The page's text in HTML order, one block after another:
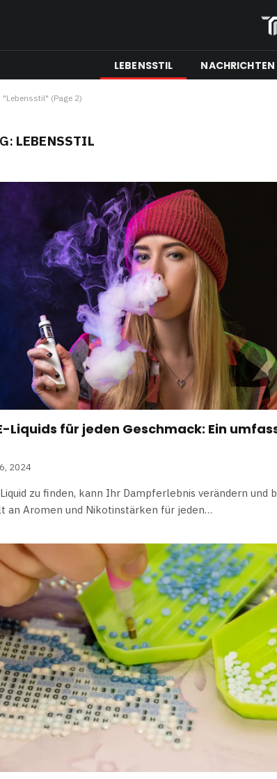
LEBENSSTIL NACHRICHTEN
"Lebensstil" (Page 2)
LEBENSSTIL
Liquids für jeden Geschmack: Ein
2024
zu finden, kann Ihr Dampferlebnis verändern und
an Aromen und Nikotinstärken für jeden…